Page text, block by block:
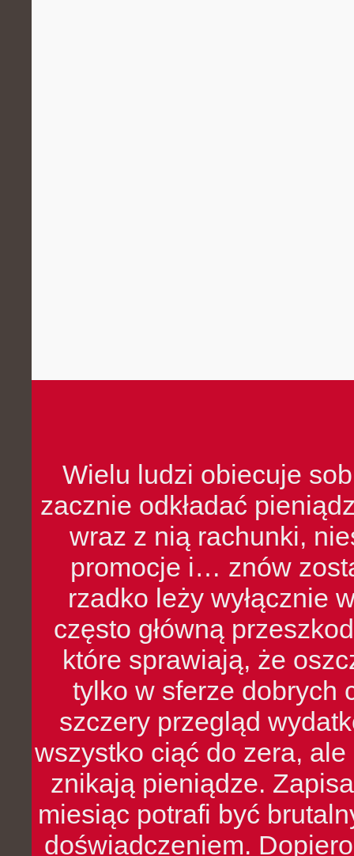
Wielu ludzi obiecuje
zacznie odkładać
wraz z nią rachunki,
promocje i… znów
rzadko leży wyłącznie
często główną
które sprawiają, że
tylko w sferze dobrych
szczery przegląd
wszystko ciąć do zera,
znikają pieniądze.
miesiąc potrafi być
doświadczeniem.